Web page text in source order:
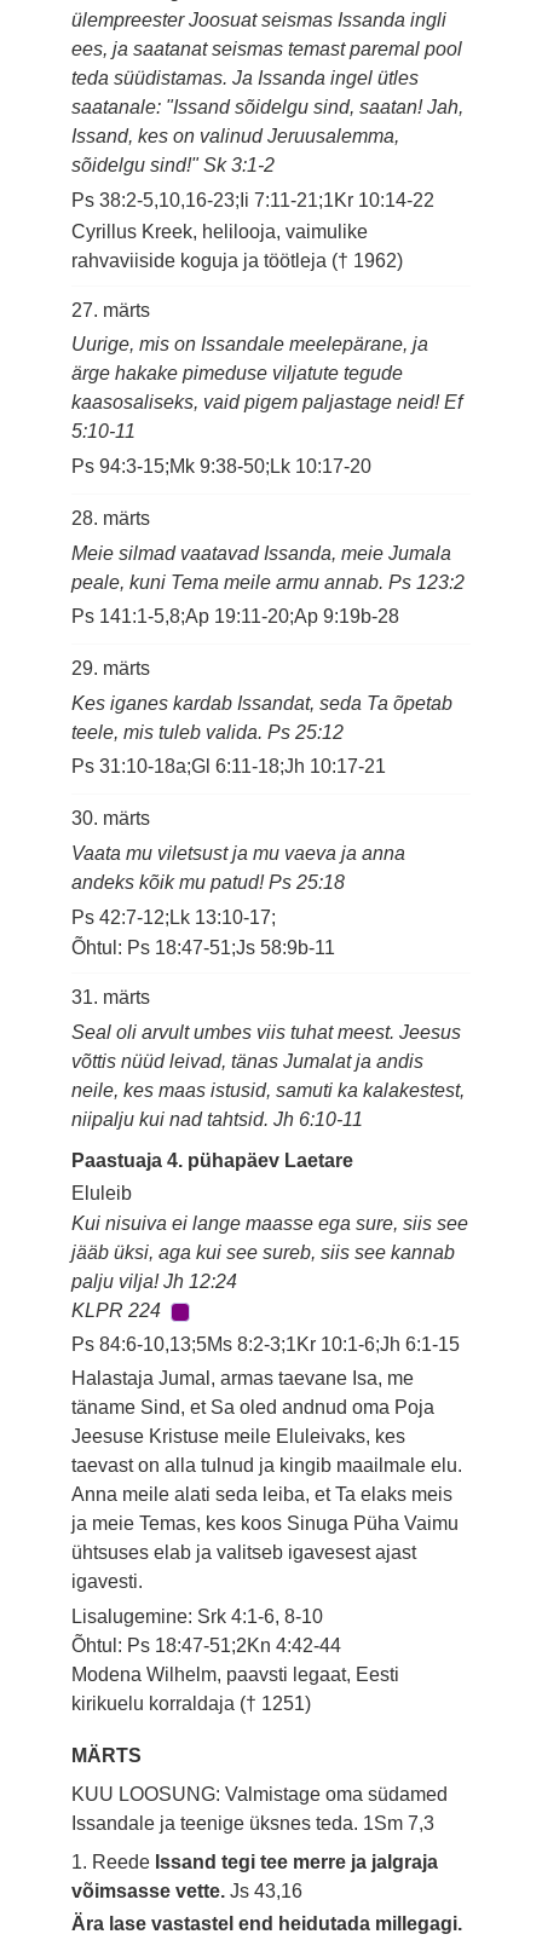
ülempreester Joosuat seismas Issanda ingli
ees, ja saatanat seismas temast paremal pool
teda süüdistamas. Ja Issanda ingel ütles
saatanale: "Issand sõidelgu sind, saatan! Jah,
Issand, kes on valinud Jeruusalemma,
sõidelgu sind!" Sk 3:1-2
Ps 38:2-5,10,16-23;Ii 7:11-21;1Kr 10:14-22
Cyrillus Kreek, helilooja, vaimulike
rahvaviiside koguja ja töötleja († 1962)
27. märts
Uurige, mis on Issandale meelepärane, ja
ärge hakake pimeduse viljatute tegude
kaasosaliseks, vaid pigem paljastage neid! Ef
5:10-11
Ps 94:3-15;Mk 9:38-50;Lk 10:17-20
28. märts
Meie silmad vaatavad Issanda, meie Jumala
peale, kuni Tema meile armu annab. Ps 123:2
Ps 141:1-5,8;Ap 19:11-20;Ap 9:19b-28
29. märts
Kes iganes kardab Issandat, seda Ta õpetab
teele, mis tuleb valida. Ps 25:12
Ps 31:10-18a;Gl 6:11-18;Jh 10:17-21
30. märts
Vaata mu viletsust ja mu vaeva ja anna
andeks kõik mu patud! Ps 25:18
Ps 42:7-12;Lk 13:10-17;
Õhtul: Ps 18:47-51;Js 58:9b-11
31. märts
Seal oli arvult umbes viis tuhat meest. Jeesus
võttis nüüd leivad, tänas Jumalat ja andis
neile, kes maas istusid, samuti ka kalakestest,
niipalju kui nad tahtsid. Jh 6:10-11
Paastuaja 4. pühapäev Laetare
Eluleib
Kui nisuiva ei lange maasse ega sure, siis see
jääb üksi, aga kui see sureb, siis see kannab
palju vilja! Jh 12:24
KLPR 224
Ps 84:6-10,13;5Ms 8:2-3;1Kr 10:1-6;Jh 6:1-15
Halastaja Jumal, armas taevane Isa, me
täname Sind, et Sa oled andnud oma Poja
Jeesuse Kristuse meile Eluleivaks, kes
taevast on alla tulnud ja kingib maailmale elu.
Anna meile alati seda leiba, et Ta elaks meis
ja meie Temas, kes koos Sinuga Püha Vaimu
ühtsuses elab ja valitseb igavesest ajast
igavesti.
Lisalugemine: Srk 4:1-6, 8-10
Õhtul: Ps 18:47-51;2Kn 4:42-44
Modena Wilhelm, paavsti legaat, Eesti
kirikuelu korraldaja († 1251)
MÄRTS
KUU LOOSUNG: Valmistage oma südamed
Issandale ja teenige üksnes teda. 1Sm 7,3
1. Reede Issand tegi tee merre ja jalgraja
võimsasse vette.Js 43,16
Ära lase vastastel end heidutada millegagi.